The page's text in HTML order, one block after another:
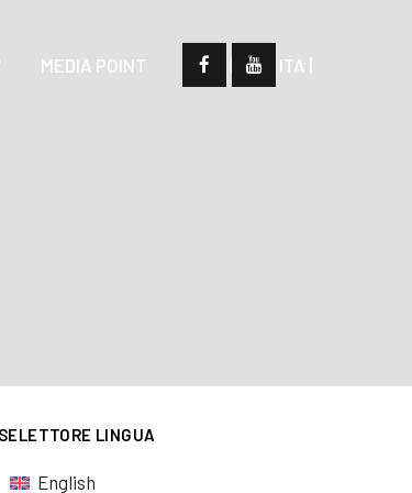
MEDIA POINT | SLO | | ITA |
SELETTORE LINGUA
English